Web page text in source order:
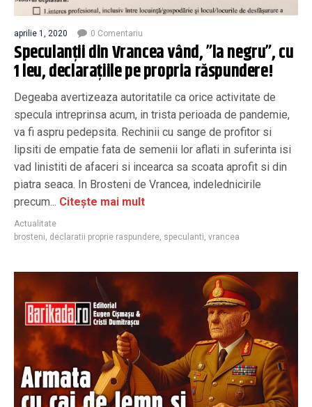
aprilie 1, 2020 0 Comentariu
Speculanții din Vrancea vând, ”la negru”, cu
1 leu, declarațiile pe propria răspundere!
Degeaba avertizeaza autoritatile ca orice activitate de
specula intreprinsa acum, in trista perioada de pandemie,
va fi aspru pedepsita. Rechinii cu sange de profitor si
lipsiti de empatie fata de semenii lor aflati in suferinta isi
vad linistiti de afaceri si incearca sa scoata aprofit si din
piatra seaca. In Brosteni de Vrancea, indelednicirile
precum... Citește mai mult
Actualitate
brosteni, declaratii proprie raspundere, speculanti, vrancea